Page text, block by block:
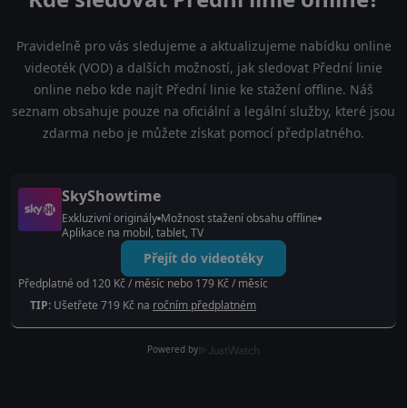
Pravidelně pro vás sledujeme a aktualizujeme nabídku online
videoték (VOD) a dalších možností, jak sledovat Přední linie
online nebo kde najít Přední linie ke stažení offline. Náš
seznam obsahuje pouze na oficiální a legální služby, které jsou
zdarma nebo je můžete získat pomocí předplatného.
SkyShowtime
Exkluzivní originály Možnost stažení obsahu offline
Aplikace na mobil, tablet, TV
Přejít do videotéky
Předplatné od 120 Kč / měsíc nebo 179 Kč / měsíc
TIP: Ušetřete 719 Kč na ročním předplatném
Powered by